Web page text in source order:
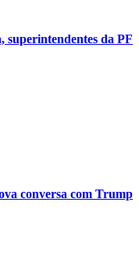
superintendentes da PF
conversa com Trump